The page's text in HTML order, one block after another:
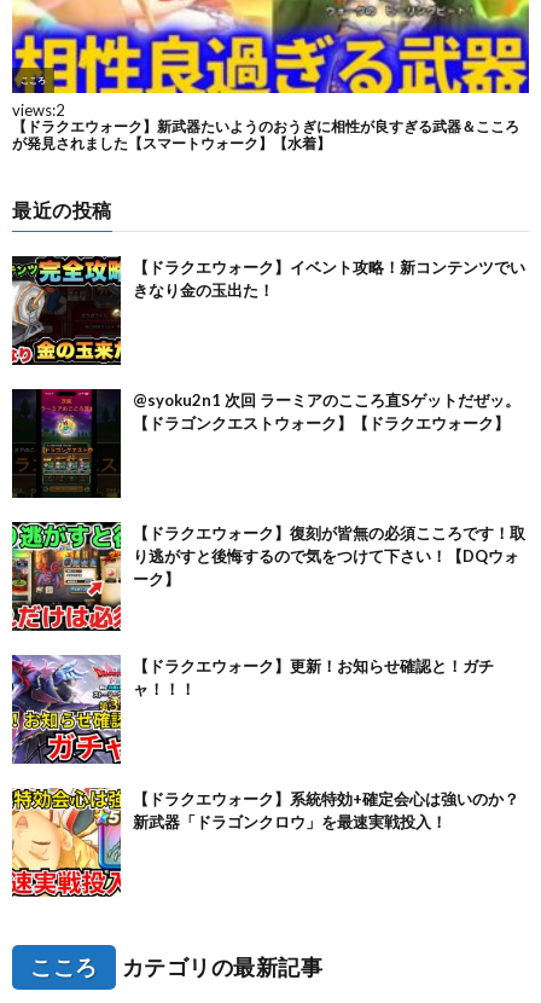
最近の投稿
【ドラクエウォーク】イベント攻略！新コンテンツでい
きなり金の玉出た！
@syoku2n1 次回 ラーミアのこころ直Sゲットだぜッ。
【ドラゴンクエストウォーク】【ドラクエウォーク】
【ドラクエウォーク】復刻が皆無の必須こころです！取
り逃がすと後悔するので気をつけて下さい！【DQウォ
ーク】
【ドラクエウォーク】更新！お知らせ確認と！ガチ
ャ！！！
【ドラクエウォーク】系統特効+確定会心は強いのか？
新武器「ドラゴンクロウ」を最速実戦投入！
こころ カテゴリの最新記事